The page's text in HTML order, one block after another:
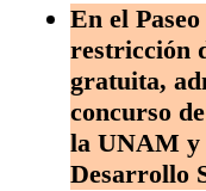
En el
restricción
gratuita,
concurso
la UNAM y
Desarrollo